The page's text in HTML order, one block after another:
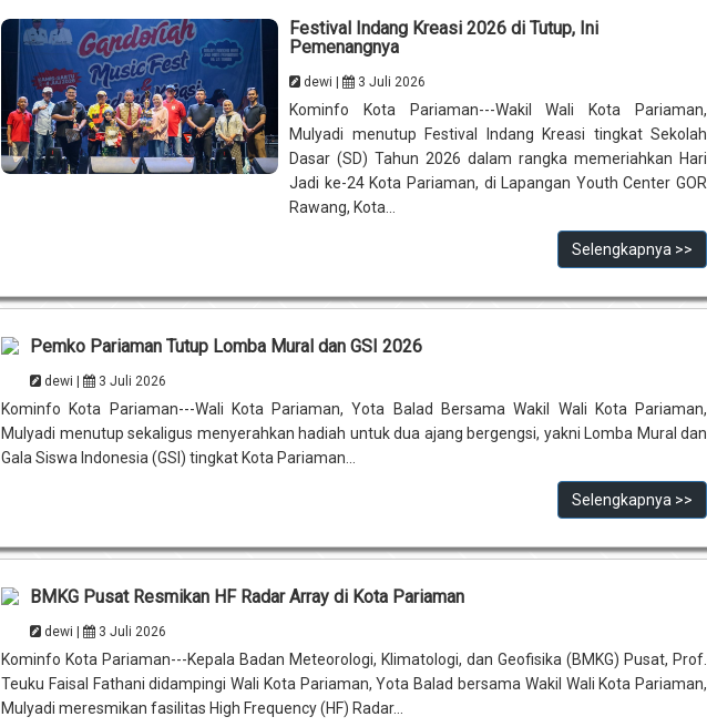
Festival Indang Kreasi 2026 di Tutup, Ini
Pemenangnya
dewi | 3 Juli 2026
Kominfo Kota Pariaman---Wakil Wali Kota Pariaman,
Mulyadi menutup Festival Indang Kreasi tingkat Sekolah
Dasar (SD) Tahun 2026 dalam rangka memeriahkan Hari
Jadi ke-24 Kota Pariaman, di Lapangan Youth Center GOR
Rawang, Kota...
Selengkapnya >>
Pemko Pariaman Tutup Lomba Mural dan GSI 2026
dewi | 3 Juli 2026
Kominfo Kota Pariaman---Wali Kota Pariaman, Yota Balad Bersama Wakil Wali Kota Pariaman,
Mulyadi menutup sekaligus menyerahkan hadiah untuk dua ajang bergengsi, yakni Lomba Mural dan
Gala Siswa Indonesia (GSI) tingkat Kota Pariaman...
Selengkapnya >>
BMKG Pusat Resmikan HF Radar Array di Kota Pariaman
dewi | 3 Juli 2026
Kominfo Kota Pariaman---Kepala Badan Meteorologi, Klimatologi, dan Geofisika (BMKG) Pusat, Prof.
Teuku Faisal Fathani didampingi Wali Kota Pariaman, Yota Balad bersama Wakil Wali Kota Pariaman,
Mulyadi meresmikan fasilitas High Frequency (HF) Radar...